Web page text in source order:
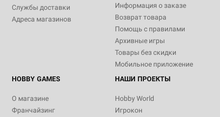
Службы доставки
Адреса магазинов
Информация о заказе
Возврат товара
Помощь с правилами
Архивные игры
Товары без скидки
Мобильное приложение
HOBBY GAMES
О магазине
Франчайзинг
НАШИ ПРОЕКТЫ
Hobby World
Игрокон